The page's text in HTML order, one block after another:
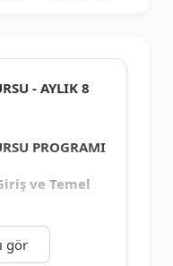
- AYLIK 8
PROGRAMI
ve Temel
Egzersizleri
gör